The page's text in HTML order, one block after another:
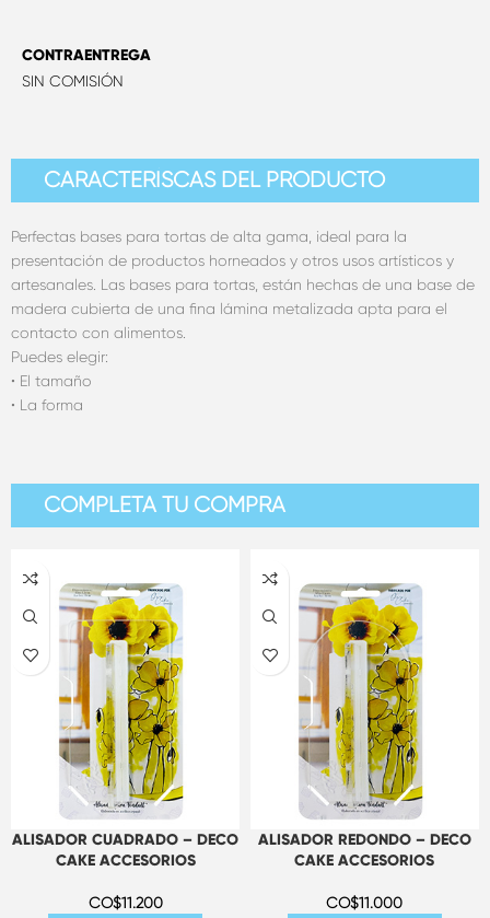
CONTRAENTREGA
SIN COMISIÓN
CARACTERÍSCAS DEL PRODUCTO
Perfectas bases para tortas de alta gama, ideal para la
presentación de productos horneados y otros usos artísticos y
artesanales. Las bases para tortas, están hechas de una base de
madera cubierta de una fina lámina metalizada apta para el
contacto con alimentos.
Puedes elegir:
• El tamaño
• La forma
COMPLETA TU COMPRA
ALISADOR CUADRADO – DECO
CAKE ACCESORIOS
CO$11.200
ALISADOR REDONDO – DECO
CAKE ACCESORIOS
CO$11.000